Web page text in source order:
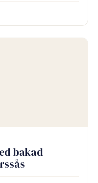
bakad